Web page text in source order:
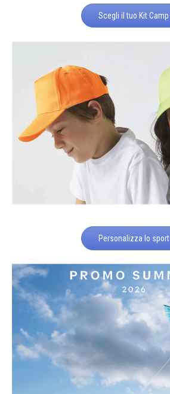
Scegli il tuo Kit Camp
Personalizza lo sport